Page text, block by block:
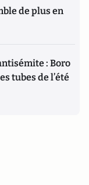
de plus en
: Boro
tubes de l’été